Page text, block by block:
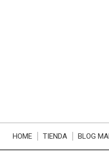
HOME TIENDA BLOG